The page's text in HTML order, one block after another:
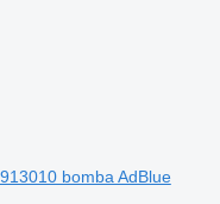
bomba AdBlue